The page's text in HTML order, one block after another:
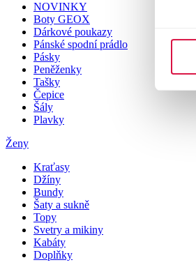
NOVINKY
Boty GEOX
Dárkové poukazy
Pánské spodní prádlo
Pásky
Peněženky
Tašky
Čepice
Šály
Plavky
Ženy
Kraťasy
Džíny
Bundy
Šaty a sukně
Topy
Svetry a mikiny
Kabáty
Doplňky